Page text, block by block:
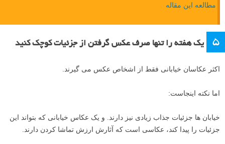
مطالعه این مقاله
۵ یک هفته را تنها صرف عکس گرفتن از جزئیات کوچک کنید
اکثر عکاسان خیابانی فقط از اشخاص عکس می گیرند.
اما نکته اینجاست:
خیابان ها جزئیات جذاب زیادی نیز دارند. و یک عکاس خیابانی که بتواند این
جزئیات را پیدا کند، عکاسی است که آثارش ارزش تماشا کردن دارند.